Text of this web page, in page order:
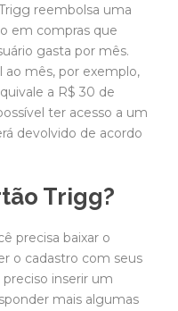
reembolsa uma
em compras que
gasta por mês.
mês, por exemplo,
a R$ 30 de
ter acesso a um
devolvido de acordo
Trigg?
precisa baixar o
o cadastro com seus
preciso inserir um
mais algumas